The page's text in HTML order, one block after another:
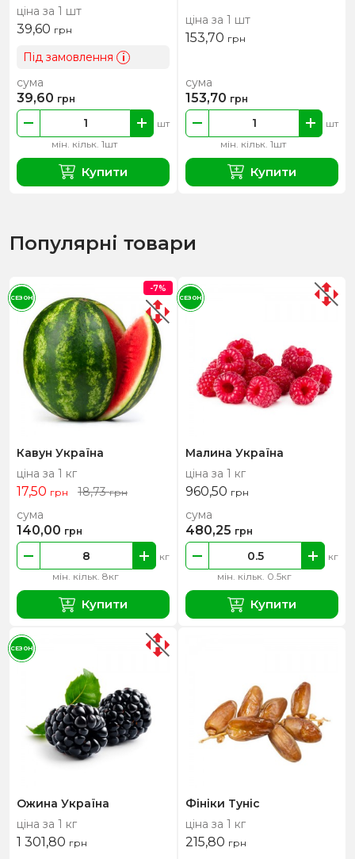
ціна за 1 шт
39,60 грн
Під замовлення i
мін. кільк. 1шт
шт
сума
39,60 грн
Купити
ціна за 1 шт
153,70 грн
мін. кільк. 1шт
шт
сума
153,70 грн
Купити
Популярні товари
Кавун Україна
ціна за 1 кг
17,50 грн 18,73грн
мін. кільк. 8кг
кг
сума
140,00 грн
Купити
-7%
СЕЗОН
Малина Україна
ціна за 1 кг
960,50 грн
мін. кільк. 0.5кг
кг
сума
480,25 грн
Купити
СЕЗОН
Ожина Україна
ціна за 1 кг
1 301,80 грн
СЕЗОН
Фініки Туніс
ціна за 1 кг
215,80 грн